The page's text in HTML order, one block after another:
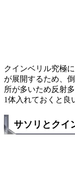
クインベリル究極
が展開するため、
所が多いため反射
1体入れておくと良
サソリとクイ